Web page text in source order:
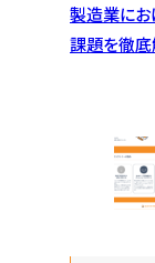
製造業にお
課題を徹